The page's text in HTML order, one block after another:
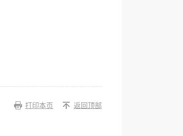
打印本页 返回顶部